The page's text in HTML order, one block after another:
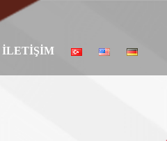
İLETİŞİM